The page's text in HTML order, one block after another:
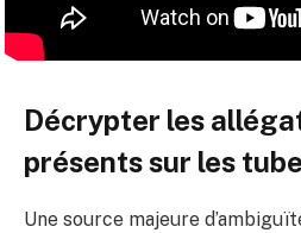
Décrypter les
présents sur les
Une source majeure